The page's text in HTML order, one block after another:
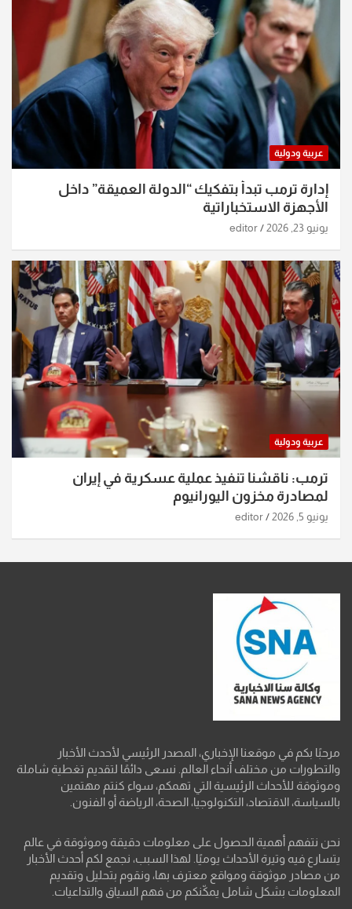
عربية ودولية
إدارة ترمب تبدأ بتفكيك “الدولة العميقة” داخل
الأجهزة الاستخباراتية
يونيو 23, 2026 editor
عربية ودولية
ترمب: ناقشنا تنفيذ عملية عسكرية في إيران
لمصادرة مخزون اليورانيوم
يونيو 5, 2026 editor
مرحبًا بكم في موقعنا الإخباري، المصدر الرئيسي لأحدث الأخبار
والتطورات من مختلف أنحاء العالم. نسعى دائمًا لتقديم تغطية شاملة
وموثوقة للأحداث الرئيسية التي تهمكم، سواء كنتم مهتمين
بالسياسة، الاقتصاد، التكنولوجيا، الصحة، الرياضة أو الفنون.
نحن نتفهم أهمية الحصول على معلومات دقيقة وموثوقة في عالم
يتسارع فيه وتيرة الأحداث يوميًا. لهذا السبب، نجمع لكم أحدث الأخبار
من مصادر موثوقة ومواقع معترف بها، ونقوم بتحليل وتقديم
المعلومات بشكل شامل يمكّنكم من فهم السياق والتداعيات.